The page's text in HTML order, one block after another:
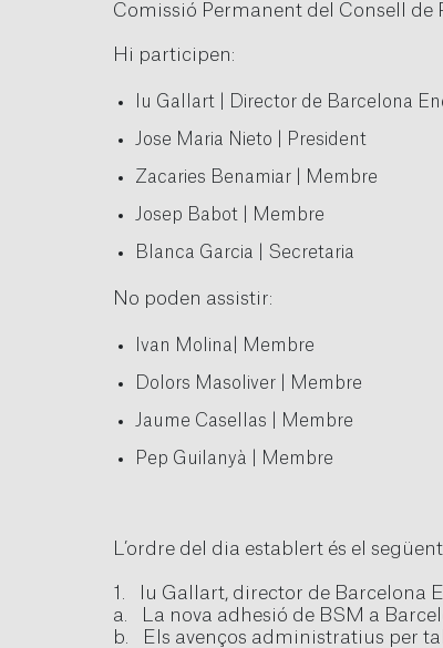
Comissió Permanent del Consell de
Hi participen:
Iu Gallart | Director de Barcelona
Jose Maria Nieto | President
Zacaries Benamiar | Membre
Josep Babot | Membre
Blanca Garcia | Secretaria
No poden assistir:
Ivan Molina| Membre
Dolors Masoliver | Membre
Jaume Casellas | Membre
Pep Guilanyà | Membre
L’ordre del dia establert és el
1. Iu Gallart, director de Barcelona
a. La nova adhesió de BSM a
b. Els avenços administratius per